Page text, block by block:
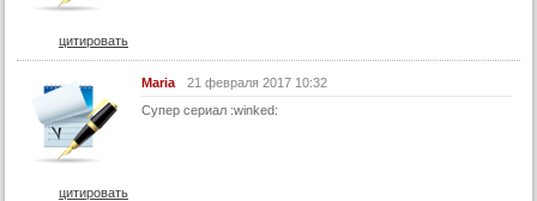
цитировать
Maria
21 февраля 2017 10:32
Супер сериал :winked:
цитировать